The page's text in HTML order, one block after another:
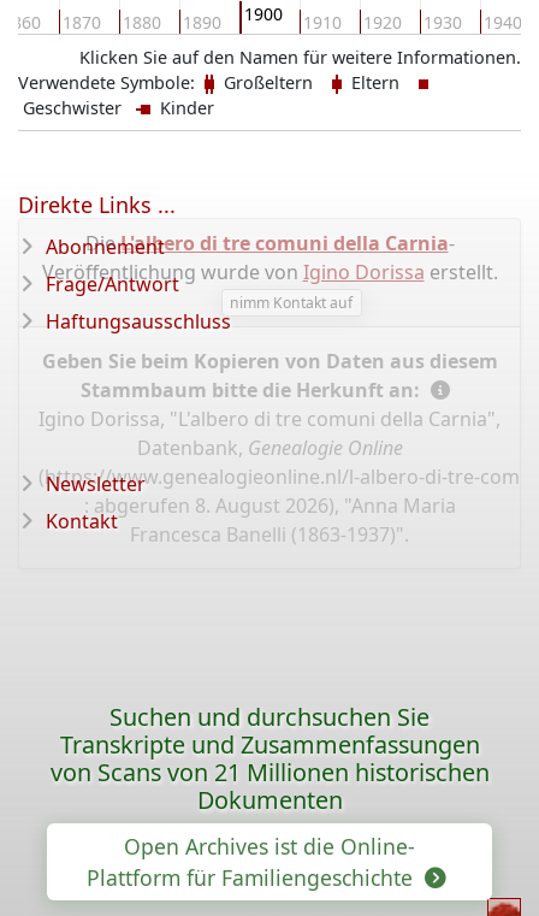
1860 1870 1880 1890 1900 1910 1920 1930 1940
Klicken Sie auf den Namen für weitere Informationen.
Verwendete Symbole:
Großeltern
Eltern
Geschwister
Kinder
DieL'albero di tre comuni della Carnia-
Veröffentlichung wurde von Igino Dorissa erstellt.
nimm Kontakt auf
Geben Sie beim Kopieren von Daten aus diesem
Stammbaum bitte die Herkunft an:
Igino Dorissa, "L'albero di tre comuni della Carnia",
Datenbank, Genealogie Online
(https://www.genealogieonline.nl/l-albero-di-tre-
: abgerufen 8. August 2026), "Anna Maria
Francesca Banelli (1863-1937)".
Direkte Links ...
Abonnement
Frage/Antwort
Haftungsausschluss
Newsletter
Kontakt
Suchen und durchsuchen Sie
Transkripte und Zusammenfassungen
von Scans von 21 Millionen historischen
Dokumenten
Open Archives ist die Online-
Plattform für Familiengeschichte